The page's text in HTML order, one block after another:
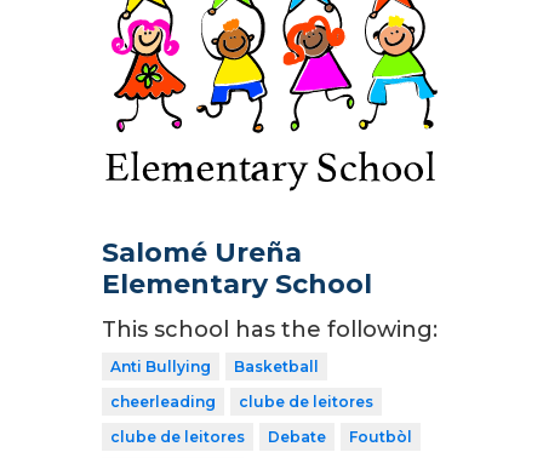
Salomé Ureña
Elementary School
This school has the following:
Anti Bullying
Basketball
cheerleading
clube de leitores
clube de leitores
Debate
Foutbòl